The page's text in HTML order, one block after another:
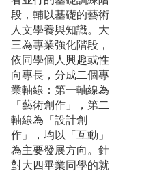
段，輔以基礎的藝術
人文學養與知識。大
三為專業強化階段，
依同學個人興趣或性
向專長，分成二個專
業軸線：第一軸線為
「藝術創作」，第二
軸線為「設計創
作」，均以「互動」
為主要發展方向。針
對大四畢業同學的就